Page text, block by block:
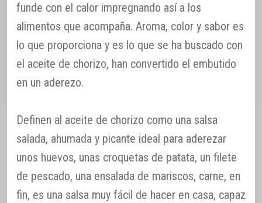
funde con el calor impregnando así a los
alimentos que acompaña. Aroma, color y sabor es
lo que proporciona y es lo que se ha buscado con
el aceite de chorizo, han convertido el embutido
en un aderezo.
Definen al aceite de chorizo como una salsa
salada, ahumada y picante ideal para aderezar
unos huevos, unas croquetas de patata, un filete
de pescado, una ensalada de mariscos, carne, en
fin, es una salsa muy fácil de hacer en casa, capaz